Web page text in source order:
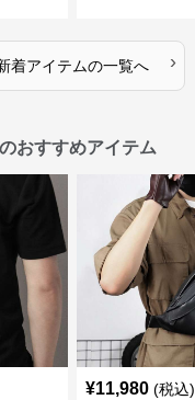
着アイテムの一覧へ ›
おすすめアイテム
¥11,980 (税込)